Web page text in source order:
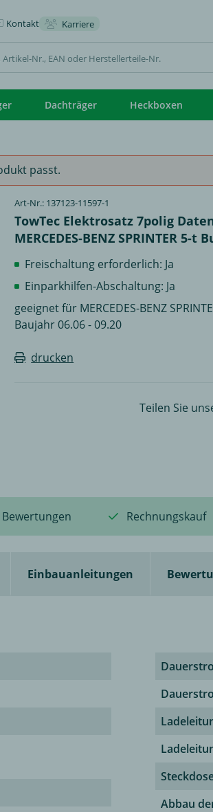
Kontakt Karriere
Dachträger Heckboxen
passt.
Art-Nr.: 137123-11597-1
TowTec Elektrosatz 7polig
MERCEDES-BENZ SPRINTER 5-t
Freischaltung erforderlich: Ja
Einparkhilfen-Abschaltung: Ja
geeignet für MERCEDES-BENZ
Baujahr 06.06 - 09.20
drucken
Teilen Sie
Rechnungskauf
Einbauanleitungen
Abbau